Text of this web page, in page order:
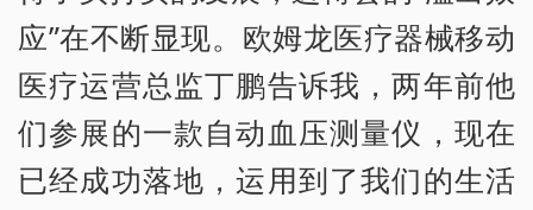
应”在不断显现。欧姆龙医疗器械移动
医疗运营总监丁鹏告诉我，两年前他
们参展的一款自动血压测量仪，现在
已经成功落地，运用到了我们的生活